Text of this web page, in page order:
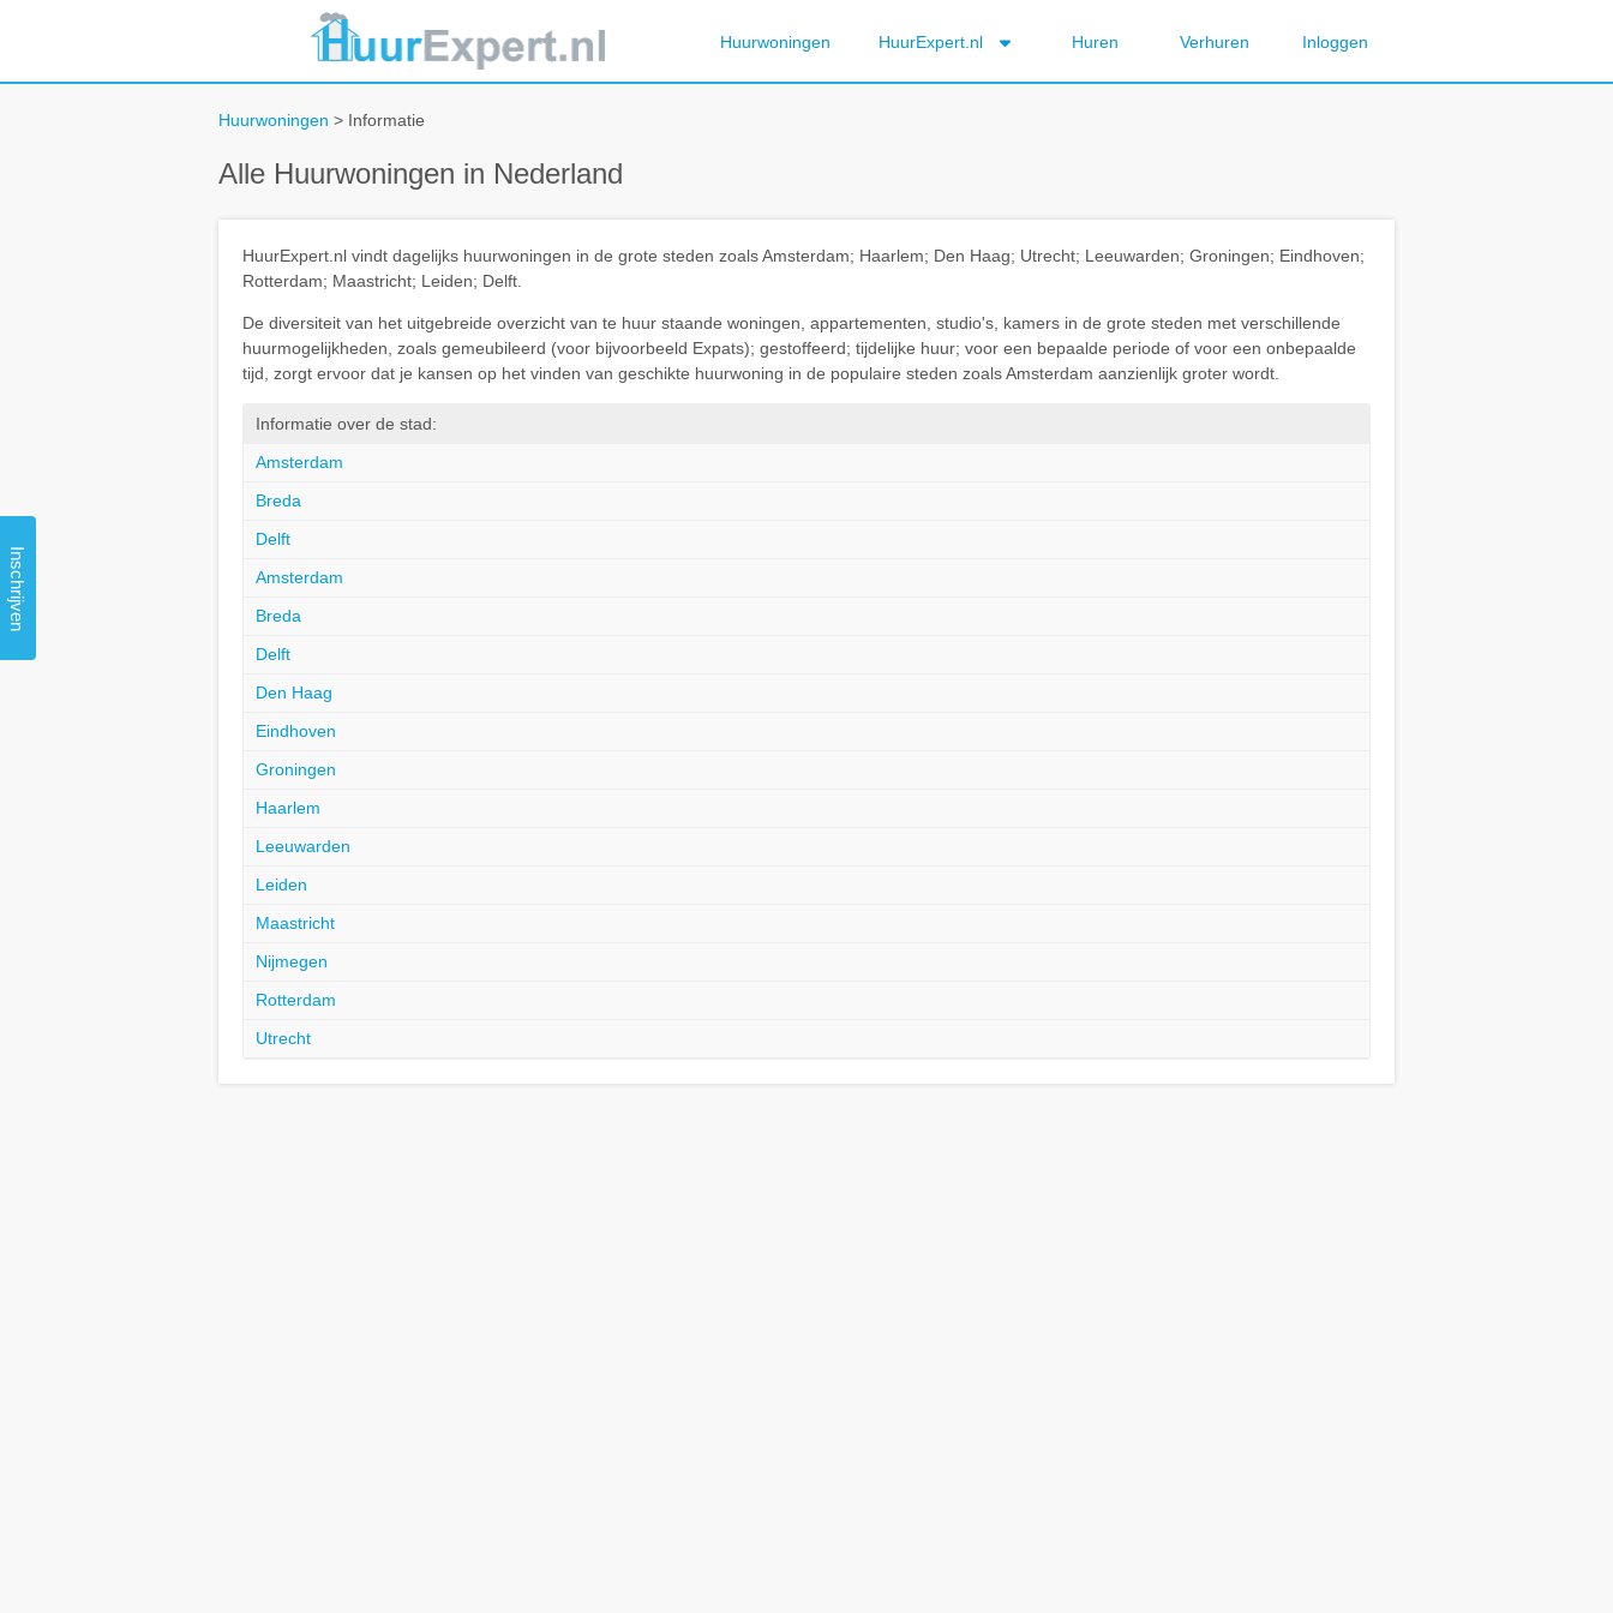
Huurwoningen HuurExpert.nl Huren Verhuren Inloggen
Huurwoningen > Informatie
Alle Huurwoningen in Nederland
HuurExpert.nl vindt dagelijks huurwoningen in de grote steden zoals Amsterdam; Haarlem; Den Haag; Utrecht; Leeuwarden; Groningen; Eindhoven;
Rotterdam; Maastricht; Leiden; Delft.
De diversiteit van het uitgebreide overzicht van te huur staande woningen, appartementen, studio's, kamers in de grote steden met verschillende
huurmogelijkheden, zoals gemeubileerd (voor bijvoorbeeld Expats); gestoffeerd; tijdelijke huur; voor een bepaalde periode of voor een onbepaalde
tijd, zorgt ervoor dat je kansen op het vinden van geschikte huurwoning in de populaire steden zoals Amsterdam aanzienlijk groter wordt.
Informatie over de stad:
Amsterdam
Breda
Delft
Amsterdam
Breda
Delft
Den Haag
Eindhoven
Groningen
Haarlem
Leeuwarden
Leiden
Maastricht
Nijmegen
Rotterdam
Utrecht
Inschrijven